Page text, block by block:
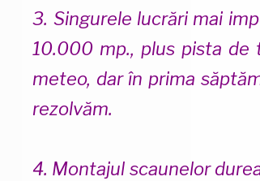
3. Singurele lucrări mai
10.000 mp., plus pista de
meteo, dar în prima
rezolvăm.
4. Montajul scaunelor